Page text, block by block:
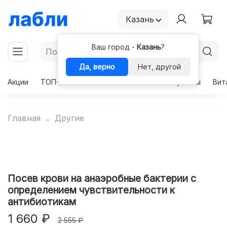
Казань
Ваш город - Казань?
Да, верно
Нет, другой
Акции
ТОП-50 Гормоны
Главная Другие
Посев крови на анаэробные бактерии с
определением чувствительности к
антибиотикам
1 660 ₽ 2 555 ₽